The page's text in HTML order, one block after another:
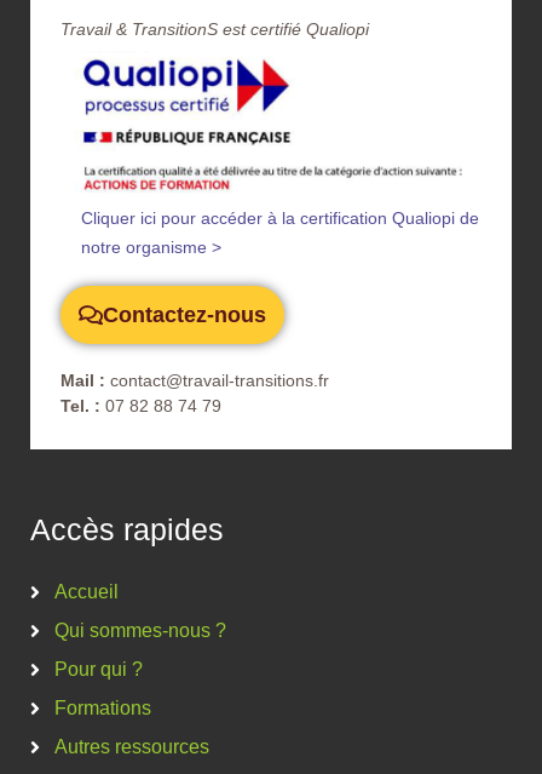
Travail & TransitionS est certifié Qualiopi​
Cliquer ici pour accéder à la certification Qualiopi de
notre organisme >
Contactez-nous
Mail : contact@travail-transitions.fr
Tel. : 07 82 88 74 79
Accès rapides
Accueil
Qui sommes-nous ?
Pour qui ?
Formations
Autres ressources